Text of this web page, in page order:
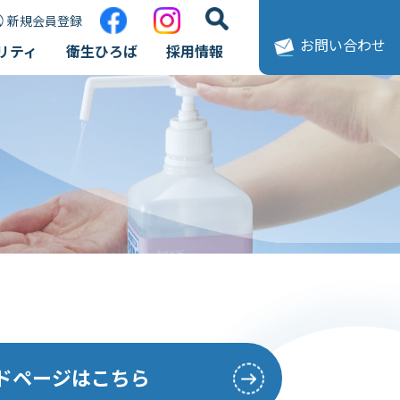
新規会員登録
ティ 衛生ひろば 採用情報 お問い合わせ
ページはこちら